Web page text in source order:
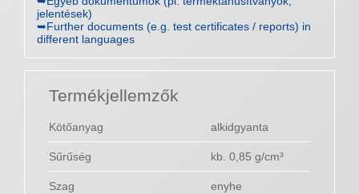
jelentések)
➥Further documents (e.g. test certificates / reports) in
different languages
Termékjellemzők
Kötőanyag alkidgyanta
Sűrűség kb. 0,85 g/cm³
Szag enyhe